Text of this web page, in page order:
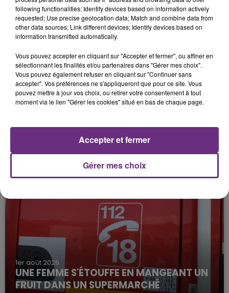
3 août 2026
UNE AUTOMOBILISTE DÉCÈDE DANS UNE
COLLISION FRONTALE
UNE JOURNÉE DE TRAVAUX PRÉVUE CE
JEUDI ENTRE RETHEL ET...
1er août 2026
UNE FEMME S'ÉTOUFFE EN MANGEANT UN
FRUIT DANS UN SUPERMARCHÉ
following functionalities: Identify devices based on information actively
requested; Use precise geolocation data; Match and combine data from
other data sources; Link different devices; Identify devices based on
information transmitted automatically.
Vous pouvez accepter en cliquant sur "Accepter et fermer", ou affiner en
sélectionnant les finalités et/ou partenaires dans "Gérer mes choix".
Vous pouvez également refuser en cliquant sur "Continuer sans
accepter". Vos préférences ne s'appliqueront que pour ce site. Vous
pouvez mettre à jour vos choix, ou retirer votre consentement à tout
moment via le lien "Gérer les cookies" situé en bas de chaque page.
Gérer mes choix
Accepter et fermer